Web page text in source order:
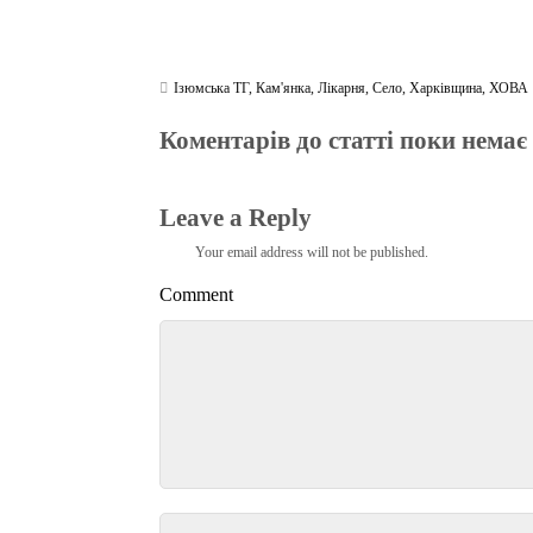
Ізюмська ТГ,Кам'янка ,Лікарня ,Село ,Харківщина ,ХОВА
Коментарів до статті поки немає
Leave a Reply
Your email address will not be published.
Comment